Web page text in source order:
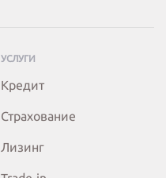
УСЛУГИ
Кредит
Страхование
Лизинг